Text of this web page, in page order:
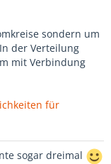
sondern um
der Verteilung
mit Verbindung
für
sogar dreimal